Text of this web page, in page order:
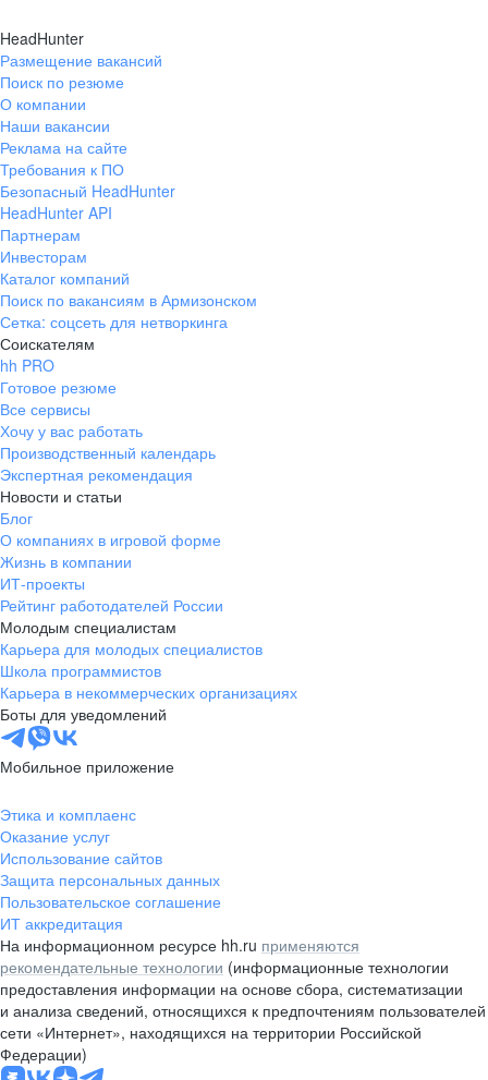
HeadHunter
Размещение вакансий
Поиск по резюме
О компании
Наши вакансии
Реклама на сайте
Требования к ПО
Безопасный HeadHunter
HeadHunter API
Партнерам
Инвесторам
Каталог компаний
Поиск по вакансиям в Армизонском
Сетка: соцсеть для нетворкинга
Соискателям
hh PRO
Готовое резюме
Все сервисы
Хочу у вас работать
Производственный календарь
Экспертная рекомендация
Новости и статьи
Блог
О компаниях в игровой форме
Жизнь в компании
ИТ-проекты
Рейтинг работодателей России
Молодым специалистам
Карьера для молодых специалистов
Школа программистов
Карьера в некоммерческих организациях
Боты для уведомлений
Мобильное приложение
Этика и комплаенс
Оказание услуг
Использование сайтов
Защита персональных данных
Пользовательское соглашение
ИТ аккредитация
На информационном ресурсе hh.ru применяются
рекомендательные технологии (информационные технологии
предоставления информации на основе сбора, систематизации
и анализа сведений, относящихся к предпочтениям пользователей
сети «Интернет», находящихся на территории Российской
Федерации)